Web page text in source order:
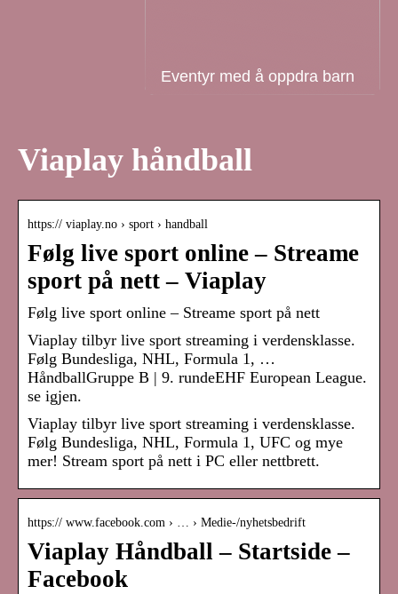
Eventyr med å oppdra barn
Viaplay håndball
https:// viaplay.no › sport › handball
Følg live sport online – Streame
sport på nett – Viaplay
Følg live sport online – Streame sport på nett
Viaplay tilbyr live sport streaming i verdensklasse.
Følg Bundesliga, NHL, Formula 1, …
HåndballGruppe B | 9. rundeEHF European League.
se igjen.
Viaplay tilbyr live sport streaming i verdensklasse.
Følg Bundesliga, NHL, Formula 1, UFC og mye
mer! Stream sport på nett i PC eller nettbrett.
https:// www.facebook.com › … › Medie-/nyhetsbedrift
Viaplay Håndball – Startside –
Facebook